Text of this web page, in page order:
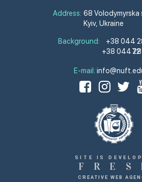
Address: 68 Volodymyrska
Kyiv, Ukraine
Background:
+38 044
72
+38 044
E-mail:
SITE IS
F R E S
CREATIVE WEB